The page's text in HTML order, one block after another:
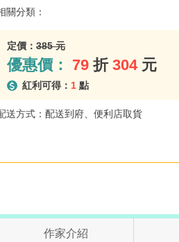
關分類：
定價： 385 元
優惠價： 79 折 304 元
紅利可得： 1 點
送方式：配送到府、便利店取貨
作家介紹